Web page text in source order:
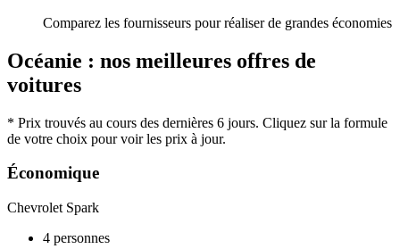
Comparez les fournisseurs pour réaliser de grandes économies
Océanie : nos meilleures offres de
voitures
* Prix trouvés au cours des dernières 6 jours. Cliquez sur la formule
de votre choix pour voir les prix à jour.
Économique
Chevrolet Spark
4 personnes